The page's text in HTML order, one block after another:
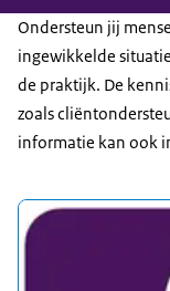
Ondersteun jij
ingewikkelde
de praktijk. De
zoals
informatie kan ook
Uitgelicht